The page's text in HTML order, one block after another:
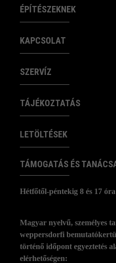
ÉPÍTÉSZEKNEK
KAPCSOLAT
SZERVÍZ
TÁJÉKOZTATÁS
LETÖLTÉSEK
TÁMOGATÁS ÉS
Hétfőtől-péntekig 8 és 17
Magyar nyelvű, személyes
weppersdorfi
történő időpont egyeztetés
elérhetőségen: